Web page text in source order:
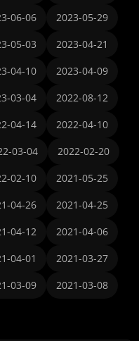
06-06
2023-05-29
05-03
2023-04-21
04-10
2023-04-09
03-04
2022-08-12
04-14
2022-04-10
03-04
2022-02-20
02-10
2021-05-25
04-26
2021-04-25
04-12
2021-04-06
04-01
2021-03-27
03-09
2021-03-08